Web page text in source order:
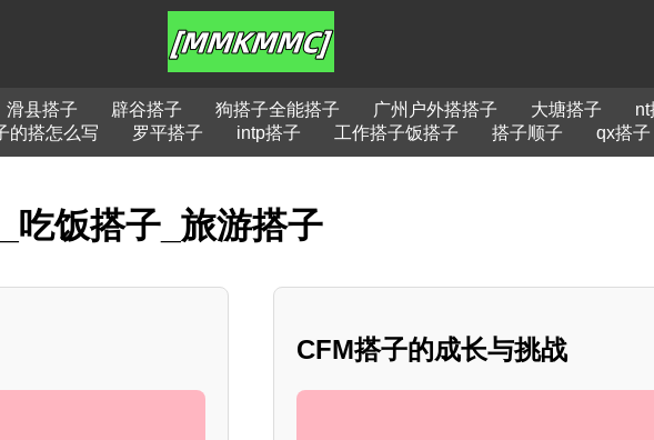
滑县搭子 辟谷搭子 狗搭子全能搭子 广州户外搭搭子 大塘搭子 nt
的搭怎么写 罗平搭子 intp搭子 工作搭子饭搭子 搭子顺子 qx搭子
吃饭搭子_旅游搭子
CFM搭子的成长与挑战